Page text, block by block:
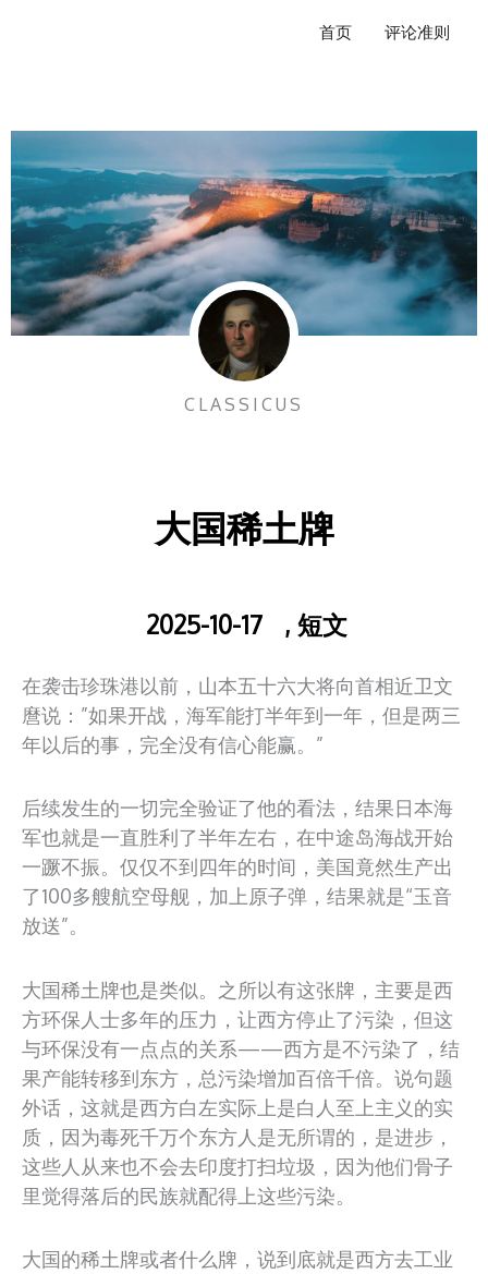
首页 评论准则
CLASSICUS
大国稀土牌
2025-10-17 , 短文
在袭击珍珠港以前，山本五十六大将向首相近卫文
麿说：”如果开战，海军能打半年到一年，但是两三
年以后的事，完全没有信心能赢。”
后续发生的一切完全验证了他的看法，结果日本海
军也就是一直胜利了半年左右，在中途岛海战开始
一蹶不振。仅仅不到四年的时间，美国竟然生产出
了100多艘航空母舰，加上原子弹，结果就是“玉音
放送”。
大国稀土牌也是类似。之所以有这张牌，主要是西
方环保人士多年的压力，让西方停止了污染，但这
与环保没有一点点的关系——西方是不污染了，结
果产能转移到东方，总污染增加百倍千倍。说句题
外话，这就是西方白左实际上是白人至上主义的实
质，因为毒死千万个东方人是无所谓的，是进步，
这些人从来也不会去印度打扫垃圾，因为他们骨子
里觉得落后的民族就配得上这些污染。
大国的稀土牌或者什么牌，说到底就是西方去工业